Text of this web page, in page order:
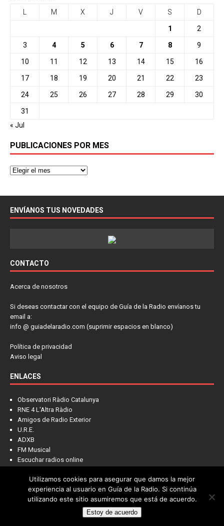
M X J V S D
1 2
3 4 5 6 7 8 9
10 11 12 13 14 15 16
17 18 19 20 21 22 23
24 25 26 27 28 29 30
31
« Jul
PUBLICACIONES POR MES
ENVÍANOS TUS NOVEDADES
CONTACTO
Acerca de nosotros
Si deseas contactar con el equipo de Guía de la Radio envíanos tu
email a:
info @ guiadelaradio.com (suprimir espacios en blanco)
Política de privacidad
Aviso legal
ENLACES
Observatori Ràdio Catalunya
RNE 4 L'Altra Ràdio
Amigos de Radio Exterior
U.R.E.
ADXB
FM Musical
Escuchar radios online
Copyright © 2022 - Guía de la Radio
Utilizamos cookies para asegurar que damos la mejor
experiencia al usuario en Guía de la Radio. Si continúa
utilizando este sitio asumiremos que está de acuerdo.
Estoy de acuerdo